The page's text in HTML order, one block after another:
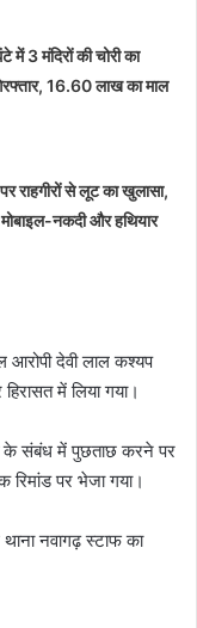
मंदिरों की चोरी का
16.60 लाख का माल
से लूट का खुलासा,
नकदी और हथियार
आरोपी देवी लाल कश्यप
में लिया गया।
के संबंध में पुछताछ करने पर
रिमांड पर भेजा गया।
थाना नवागढ़ स्टाफ का